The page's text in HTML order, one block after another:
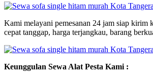
Kami melayani pemesanan 24 jam siap kirim
cepat tanggap, harga terjangkau, barang
Keunggulan Sewa Alat Pesta Kami :